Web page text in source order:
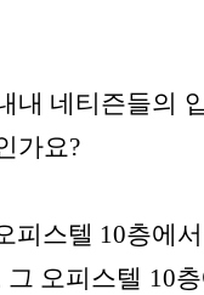
내 네티즌들의
가요?
피스텔 10층에
그 오피스텔 10